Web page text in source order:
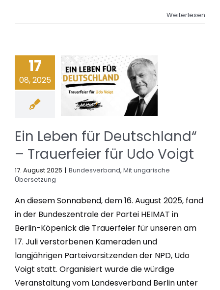
Weiterlesen
17
08, 2025
Ein Leben für Deutschland“
– Trauerfeier für Udo Voigt
17. August 2025 | Bundesverband, Mit ungarische
Übersetzung
An diesem Sonnabend, dem 16. August 2025, fand
in der Bundeszentrale der Partei HEIMAT in
Berlin-Köpenick die Trauerfeier für unseren am
17. Juli verstorbenen Kameraden und
langjährigen Parteivorsitzenden der NPD, Udo
Voigt statt. Organisiert wurde die würdige
Veranstaltung vom Landesverband Berlin unter